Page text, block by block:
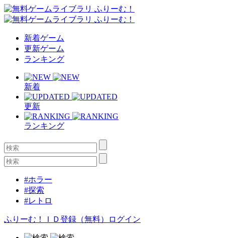
新着ゲーム
更新ゲーム
ランキング
新着
更新
ランキング
#ホラー
#探索
#レトロ
ふりーむ！ＩＤ登録（無料） ログイン